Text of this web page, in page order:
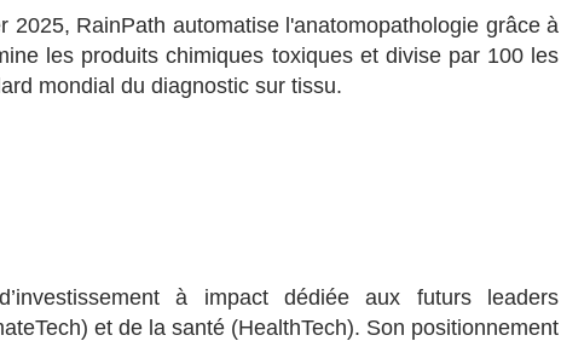
2025, RainPath automatise l'anatomopathologie grâce à
les produits chimiques toxiques et divise par 100 les
mondial du diagnostic sur tissu.
à impact dédiée aux futurs leaders
et de la santé (HealthTech). Son positionnement